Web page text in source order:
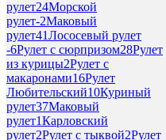
рулет24Морской
рулет-2Маковый
рулет41Лососевый рулет
-6Рулет с сюрпризом28Рулет
из курицы2Рулет с
макаронами16Рулет
Любительский10Куриный
рулет37Маковый
рулет1Карловский
рулет2Рулет с тыквой2Рулет